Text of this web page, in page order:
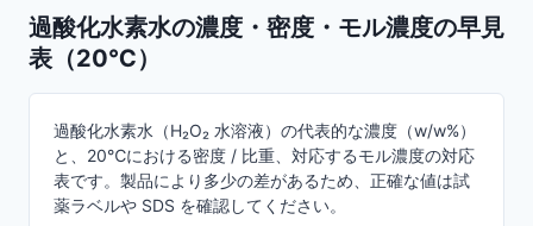
過酸化水素水の濃度・密度・モル濃度の早見
表（20℃）
過酸化水素水（H₂O₂ 水溶液）の代表的な濃度（w/w%）
と、20℃における密度 / 比重、対応するモル濃度の対応
表です。製品により多少の差があるため、正確な値は試
薬ラベルや SDS を確認してください。